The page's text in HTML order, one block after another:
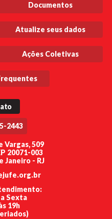
Documentos
Atualize seus dados
Ações Coletivas
2443
Vargas, 509
20071-003
Janeiro - RJ
Sexta
19h